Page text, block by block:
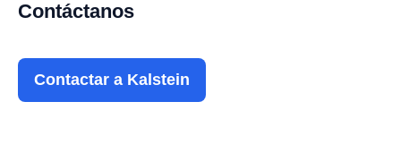
Contáctanos
Contactar a Kalstein